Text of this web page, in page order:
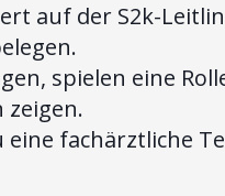
auf der S2k-
spielen eine
zeigen.
fachärztliche